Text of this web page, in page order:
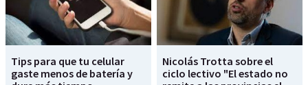
Tips para que tu celular
gaste menos de batería y
Nicolás Trotta sobre el
ciclo lectivo "El estado no